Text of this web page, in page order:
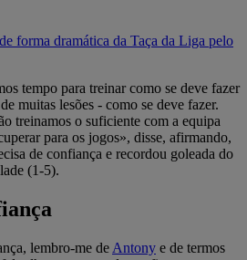
forma dramática da Taça da Liga pelo
tempo para treinar como se deve fazer
muitas lesões - como se deve fazer.
treinamos o suficiente com a equipa
para os jogos», disse, afirmando,
de confiança e recordou goleada do
(1-5).
lembro-me de Antony e de termos